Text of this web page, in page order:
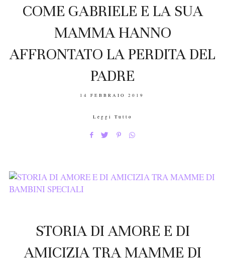
COME GABRIELE E LA SUA
MAMMA HANNO
AFFRONTATO LA PERDITA DEL
PADRE
POSTED
14 FEBBRAIO 2019
Leggi Tutto
STORIA DI AMORE E DI
AMICIZIA TRA MAMME DI